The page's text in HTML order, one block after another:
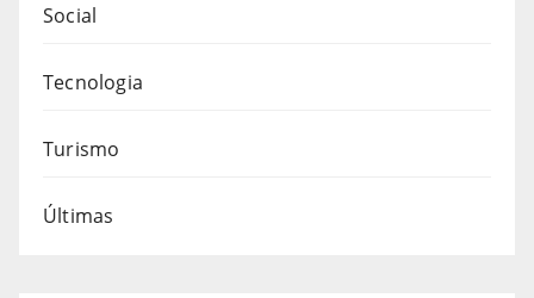
Social
Tecnologia
Turismo
Últimas